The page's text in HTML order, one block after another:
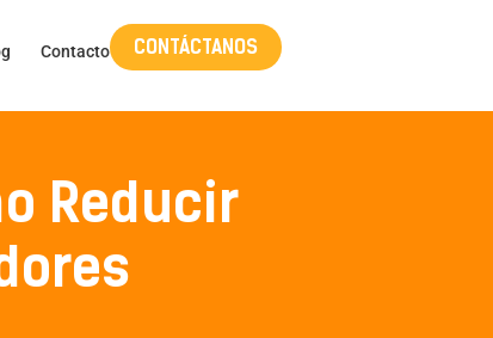
Contacto CONTÁCTANOS
Reducir